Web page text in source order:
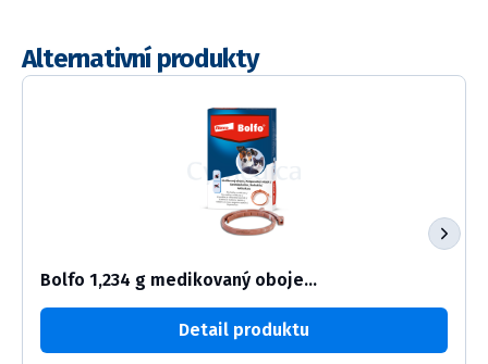
Alternativní produkty
Bolfo 1,234 g medikovaný oboje...
Detail produktu